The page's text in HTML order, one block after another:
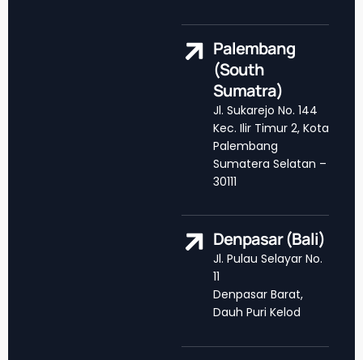
Palembang
(South
Sumatra)
Jl. Sukarejo No. 144
Kec. Ilir Timur 2, Kota
Palembang
Sumatera Selatan –
30111
Denpasar (Bali)
Jl. Pulau Selayar No.
11
Denpasar Barat,
Dauh Puri Kelod